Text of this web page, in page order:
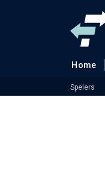
Home
Spelers